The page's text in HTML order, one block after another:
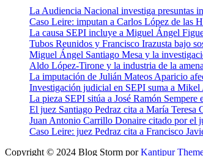
La Audiencia Nacional investiga presuntas
Caso Leire: imputan a Carlos López de las
La causa SEPI incluye a Miguel Ángel
Tubos Reunidos y Francisco Irazusta bajo
Miguel Ángel Santiago Mesa y la
Aldo López-Tirone y la industria de la
La imputación de Julián Mateos Aparicio
Investigación judicial en SEPI suma a
La pieza SEPI sitúa a José Ramón
El juez Santiago Pedraz cita a María Teresa
Juan Antonio Carrillo Donaire citado por el
Caso Leire: juez Pedraz cita a Francisco
Copyright © 2024 Blog Storm porKantipur